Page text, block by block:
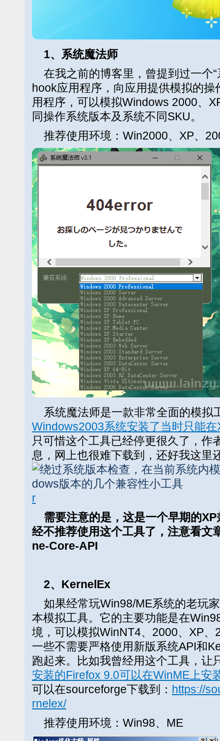
1、系统魔法师
在我之前的博客里，曾提到过一个“
hook应用程序，向应用提供模拟的
用程序，可以模拟Windows 2000、
同操作系统版本及系统不同SKU。
推荐使用环境：Win2000、XP、
系统魔法师是一款非常全面的模拟
Windows2003系统安装了当时只能
只可惜这个工具已经停更很久了，作
息，网上也很难下载到，还好我这里
r
需要注意的是，这是一个早期的
经不推荐使用这个工具了，注意看文
ne-Core-API
2、KernelEx
如果经常玩Win98/ME系统的老玩
本模拟工具。它的主要功能是在
境，可以模拟WinNT4、2000、XP
一些不需要严格使用新版系统API和
跑起来。比如我曾经用这个工具，让
安装的Firefox 9.0可以在WinME上安
可以在sourceforge下载到： https://
rnelex/
推荐使用环境：Win98、ME